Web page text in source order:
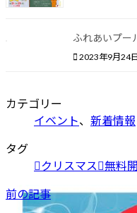
ふれあいプー
2023年9月24
カテゴリー
イベント、 新着情報
タグ
クリスマス
無料
前の記事